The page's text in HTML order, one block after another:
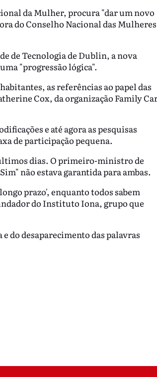
da Mulher, procura "dar um novo
do Conselho Nacional das
de Tecnologia de Dublin, a nova
"progressão lógica".
as referências ao papel das
Cox, da organização Family
e até agora as pesquisas
de participação pequena.
dias. O primeiro-ministro de
não estava garantida para ambas.
prazo', enquanto todos sabem
do Instituto Iona, grupo que
do desaparecimento das palavras